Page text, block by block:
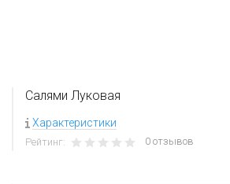
Салями Луковая
Характеристики
Рейтинг: 0 отзывов